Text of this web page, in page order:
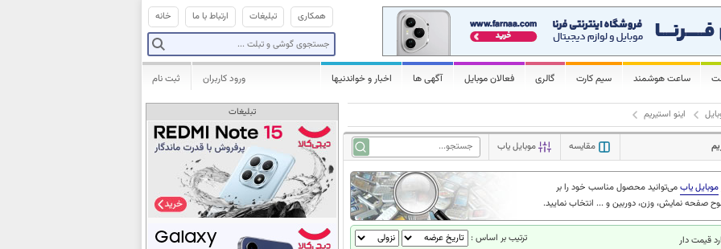
خانه ارتباط با ما تبلیغات همکاری
ساعت هوشمند سیم کارت گالری فعالان موبایل آگهی ها اخبار و خواندنیها ثبت نام ورود کاربران
اینو استیریم
مقایسه موبایل یاب
موبایل یابمی‌توانید محصول مناسب خود را بر
صفحه نمایش، وزن، دوربین و ... انتخاب نمایید.
ترتیب بر اساس : قیمت دار
تبلیغات